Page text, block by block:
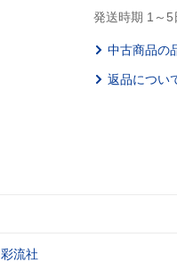
発送時期 1～5
中古商品の
返品につい
彩流社